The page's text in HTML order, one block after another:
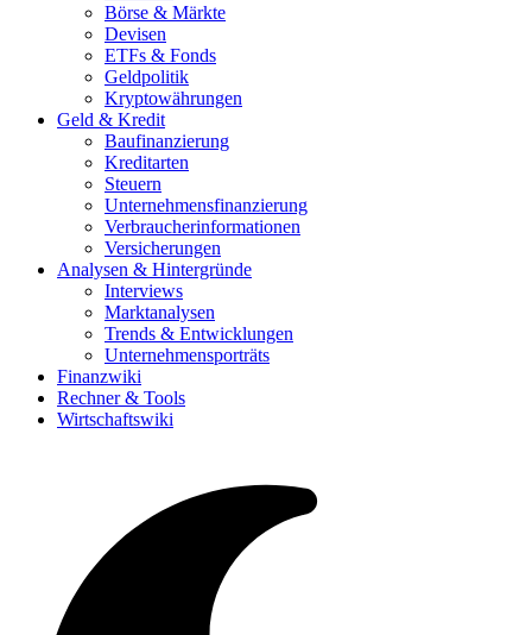
Börse & Märkte
Devisen
ETFs & Fonds
Geldpolitik
Kryptowährungen
Geld & Kredit
Baufinanzierung
Kreditarten
Steuern
Unternehmensfinanzierung
Verbraucherinformationen
Versicherungen
Analysen & Hintergründe
Interviews
Marktanalysen
Trends & Entwicklungen
Unternehmensporträts
Finanzwiki
Rechner & Tools
Wirtschaftswiki